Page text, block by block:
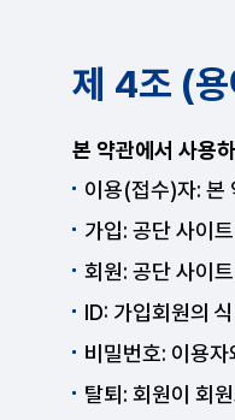
제 4조 (
본 약관에서 사용
이용(접수)자: 본
가입: 공단 사이
회원: 공단 사이
ID: 가입회원의
비밀번호: 이용
탈퇴: 회원이 회